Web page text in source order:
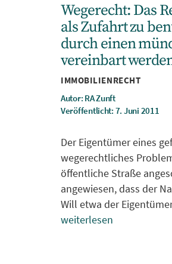
Wegerecht: Das
als Zufahrt zu
durch einen
vereinbart
IMMOBILIENRECHT
Autor: RA Zunft
Veröffentlicht: 7. Juni 2011
Der Eigentümer eines
wegerechtliches
öffentliche Straße
angewiesen, dass der
Will etwa der
weiterlesen